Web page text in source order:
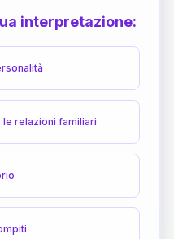
interpretazione:
relazioni familiari